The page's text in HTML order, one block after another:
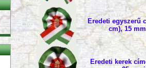
Eredeti egyszerű
cm), 15
Eredeti kerek